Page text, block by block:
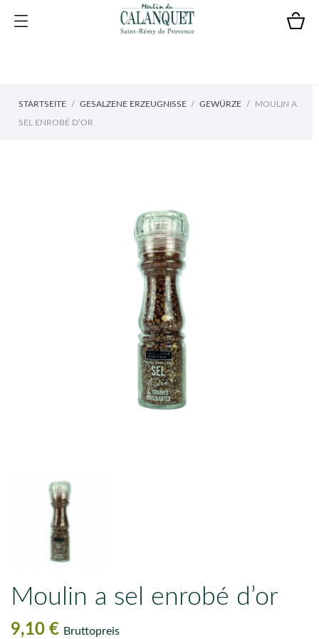
STARTSEITE GESALZENE ERZEUGNISSE GEWÜRZE MOULIN A
SEL ENROBÉ D’OR
Moulin a sel enrobé d’or
9,10 € Bruttopreis